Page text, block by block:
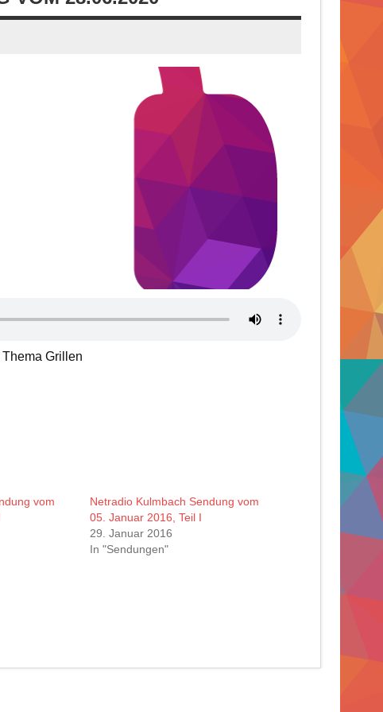
Grillen
vom
Netradio Kulmbach Sendung vom
05. Januar 2016, Teil I
29. Januar 2016
In "Sendungen"